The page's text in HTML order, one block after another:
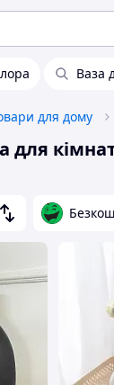
Ваза
для дому
для